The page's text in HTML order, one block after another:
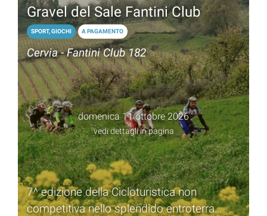
Gravel del Sale Fantini Club
SPORT, GIOCHI A PAGAMENTO
Cervia - Fantini Club 182
domenica 11 ottobre 2026
vedi dettagli in pagina
7^ edizione della Cicloturistica non
competitiva nello splendido entroterra